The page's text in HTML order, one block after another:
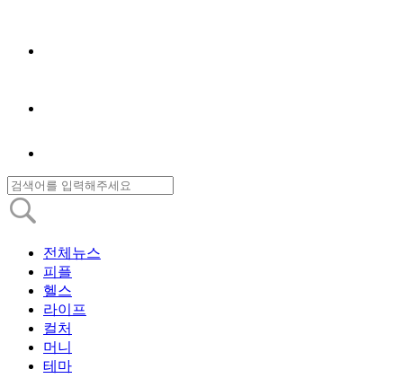
전체뉴스
피플
헬스
라이프
컬처
머니
테마